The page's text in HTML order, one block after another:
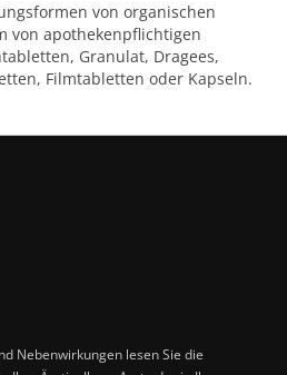
von organischen
von apothekenpflichtigen
Granulat, Dragees,
Filmtabletten oder Kapseln.
Nebenwirkungen lesen Sie die